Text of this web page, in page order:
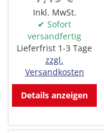
Inkl. MwSt.
✔ Sofort
versandfertig
Lieferfrist 1-3 Tage
zzgl.
Versandkosten
Details anzeigen